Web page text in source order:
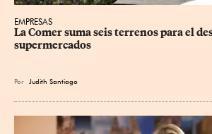
EMPRESAS
La Comer suma seis terrenos para el
supermercados
Por Judith Santiago